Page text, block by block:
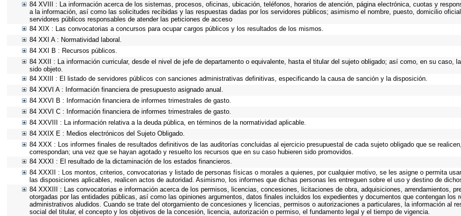
84 XVIII : La información acerca de los sistemas, procesos, oficinas, ubicación, teléfonos, horarios de atención, página electrónica, cuotas y
a la información, así como las solicitudes recibidas y las respuestas dadas por los servidores públicos; asimismo el nombre, puesto, domicilio
servidores públicos responsables de atender las peticiones de acceso
84 XIX : Las convocatorias a concursos para ocupar cargos públicos y los resultados de los mismos.
84 XXI A : Normatividad laboral.
84 XXI B : Recursos públicos.
84 XXII : La información curricular, desde el nivel de jefe de departamento o equivalente, hasta el titular del sujeto obligado; así como, en su caso,
sido objeto.
84 XXIII : El listado de servidores públicos con sanciones administrativas definitivas, especificando la causa de sanción y la disposición.
84 XXVI A : Información financiera de presupuesto asignado anual.
84 XXVI B : Información financiera de informes trimestrales de gasto.
84 XXVI C : Información financiera de informes trimestrales de gasto.
84 XXVIII : La información relativa a la deuda pública, en términos de la normatividad aplicable.
84 XXIX E : Medios electrónicos del Sujeto Obligado.
84 XXX : Los informes finales de resultados definitivos de las auditorías concluidas al ejercicio presupuestal de cada sujeto obligado que se
correspondan; una vez que se hayan agotado y resuelto los recursos que en su caso hubieren sido promovidos.
84 XXXI : El resultado de la dictaminación de los estados financieros.
84 XXXII : Los montos, criterios, convocatorias y listado de personas físicas o morales a quienes, por cualquier motivo, se les asigne o permita
las disposiciones aplicables, realicen actos de autoridad. Asimismo, los informes que dichas personas les entreguen sobre el uso y destino de
84 XXXIII : Las convocatorias e información acerca de los permisos, licencias, concesiones, licitaciones de obra, adquisiciones, arrendamientos,
otorgadas por las entidades públicas, así como las opiniones argumentos, datos finales incluidos los expedientes y documentos que contengan los
administrativos aludidos. Cuando se trate del otorgamiento de concesiones y licencias, permisos o autorizaciones a particulares, la información al
social del titular, el concepto y los objetivos de la concesión, licencia, autorización o permiso, el fundamento legal y el tiempo de vigencia.